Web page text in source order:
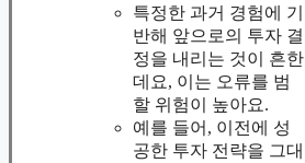
특정한 과거 경험에 기
반해 앞으로의 투자 결
정을 내리는 것이 흔한
데요, 이는 오류를 범
할 위험이 높아요.
예를 들어, 이전에 성
공한 투자 전략을 그대